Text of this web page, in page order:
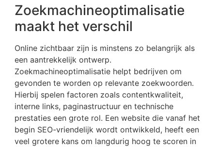
Zoekmachineoptimalisatie
maakt het verschil
Online zichtbaar zijn is minstens zo belangrijk als
een aantrekkelijk ontwerp.
Zoekmachineoptimalisatie helpt bedrijven om
gevonden te worden op relevante zoekwoorden.
Hierbij spelen factoren zoals contentkwaliteit,
interne links, paginastructuur en technische
prestaties een grote rol. Een website die vanaf het
begin SEO-vriendelijk wordt ontwikkeld, heeft een
veel grotere kans om langdurig hoog te scoren in